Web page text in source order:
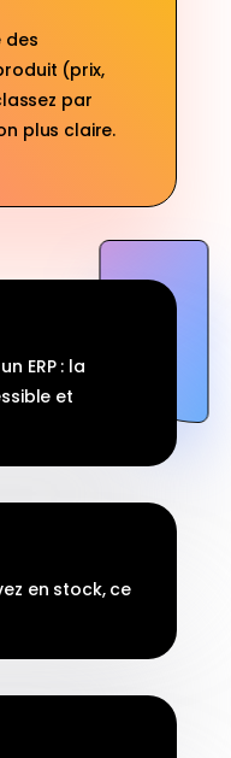
des
(prix,
par
plus claire.
ERP : la
et
en stock, ce